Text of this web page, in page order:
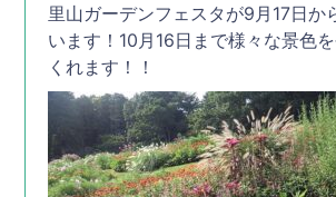
里山ガーデンフェスタが9月17日か
います！10月16日まで様々な景色
くれます！！